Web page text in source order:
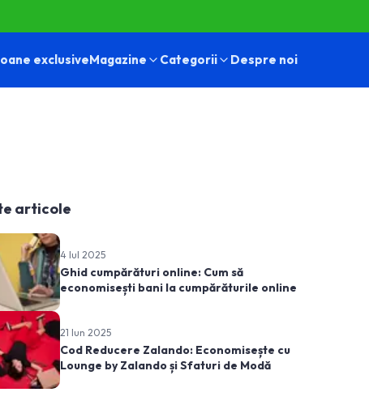
exclusiveMagazine Categorii Despre noi
articole
4 Iul 2025
Ghid cumpărături online: Cum să
economisești bani la cumpărăturile online
21 Iun 2025
Cod Reducere Zalando: Economisește cu
Lounge by Zalando și Sfaturi de Modă